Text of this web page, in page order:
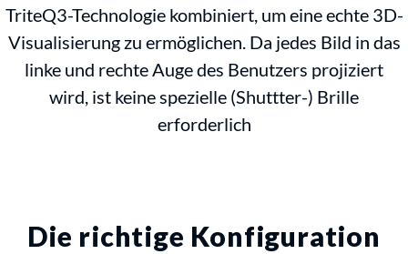
TriteQ3-Technologie kombiniert, um eine echte 3D-
Visualisierung zu ermöglichen. Da jedes Bild in das
linke und rechte Auge des Benutzers projiziert
wird, ist keine spezielle (Shuttter-) Brille
erforderlich
Die richtige Konfiguration